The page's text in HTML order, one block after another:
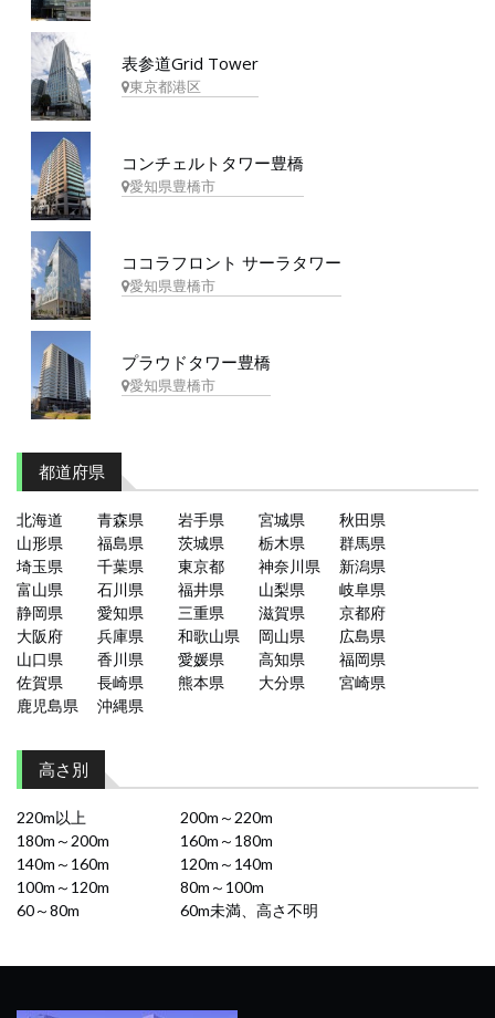
表参道Grid Tower
東京都港区
コンチェルトタワー豊橋
愛知県豊橋市
ココラフロント サーラタワー
愛知県豊橋市
プラウドタワー豊橋
愛知県豊橋市
都道府県
北海道 青森県 岩手県 宮城県
秋田県
山形県
福島県 茨城県 栃木県
群馬県
埼玉県
千葉県 東京都 神奈川県
新潟県
富山県
石川県 福井県 山梨県
岐阜県
静岡県
愛知県 三重県 滋賀県
京都府
大阪府
兵庫県 和歌山県 岡山県
広島県
山口県
香川県 愛媛県 高知県
福岡県
佐賀県
長崎県 熊本県 大分県
宮崎県
鹿児島県
沖縄県
高さ別
220m以上
200m～220m
180m～200m
160m～180m
140m～160m
120m～140m
100m～120m
80m～100m
60～80m
60m未満、高さ不明